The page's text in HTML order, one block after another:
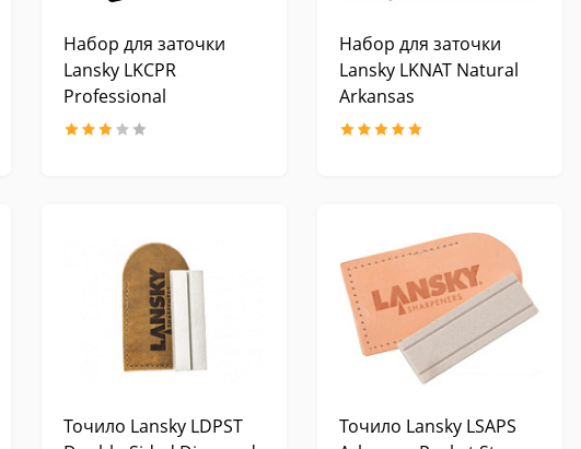
Набор для заточки
Lansky LKCPR
Professional
Набор для заточки
Lansky LKNAT Natural
Arkansas
Точило Lansky LDPST
Точило Lansky LSAPS